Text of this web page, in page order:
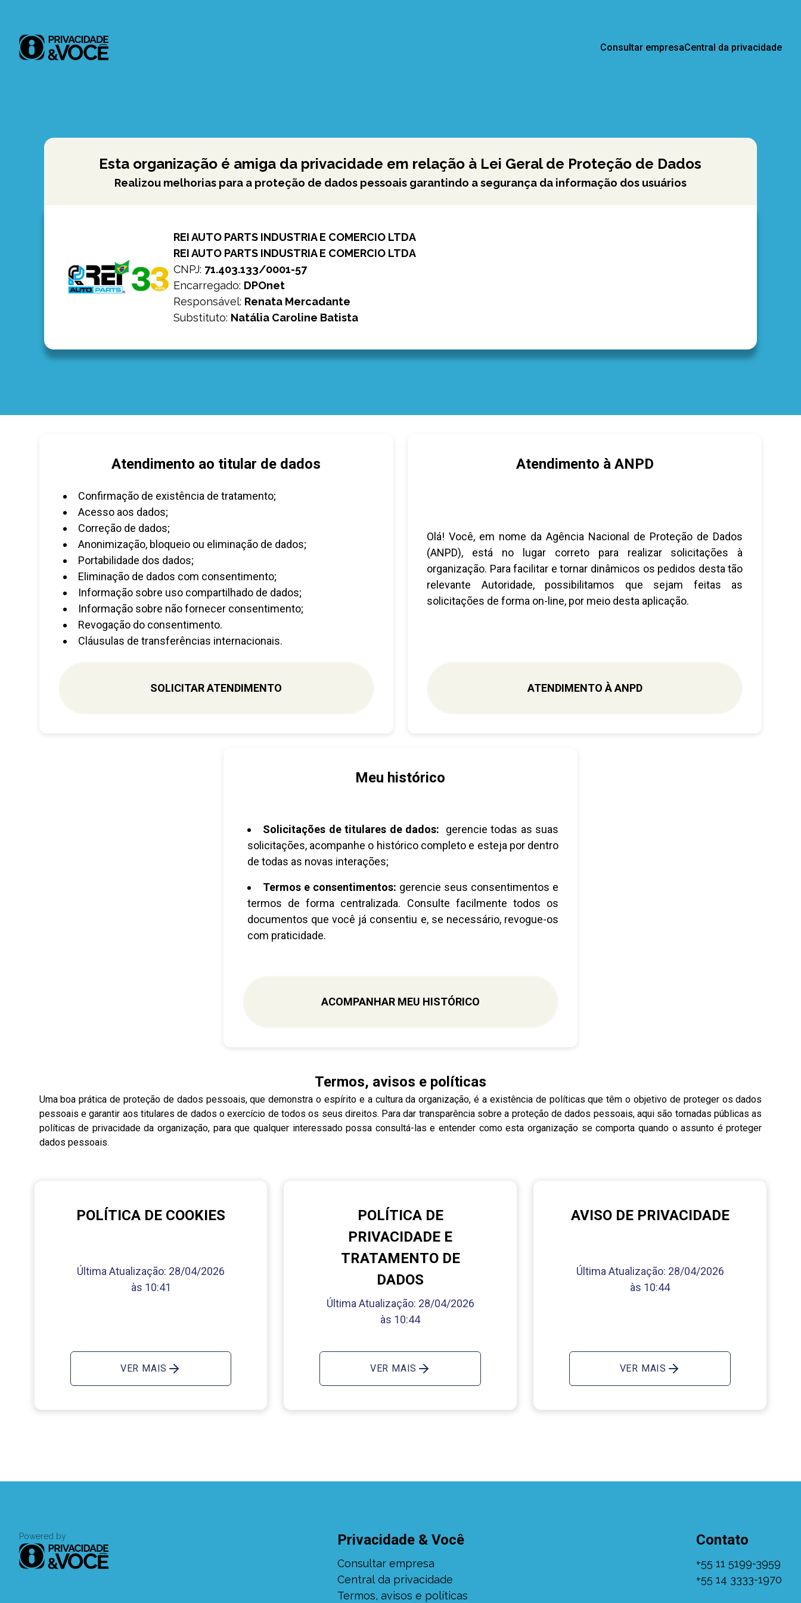
Consultar empresaCentral da privacidade
Esta organização é amiga da privacidade em relação à Lei Geral de Proteção de Dados
Realizou melhorias para a proteção de dados pessoais garantindo a segurança da informação dos usuários
REI AUTO PARTS INDUSTRIA E COMERCIO LTDA
REI AUTO PARTS INDUSTRIA E COMERCIO LTDA
CNPJ: 71.403.133/0001-57
Encarregado: DPOnet
Responsável: Renata Mercadante
Substituto: Natália Caroline Batista
Atendimento ao titular de dados
Confirmação de existência de tratamento;
Acesso aos dados;
Correção de dados;
Anonimização, bloqueio ou eliminação de dados;
Portabilidade dos dados;
Eliminação de dados com consentimento;
Informação sobre uso compartilhado de dados;
Informação sobre não fornecer consentimento;
Revogação do consentimento.
Cláusulas de transferências internacionais.
SOLICITAR ATENDIMENTO
Atendimento à ANPD
Olá! Você, em nome da Agência Nacional de Proteção de Dados
(ANPD), está no lugar correto para realizar solicitações à
organização. Para facilitar e tornar dinâmicos os pedidos desta tão
relevante Autoridade, possibilitamos que sejam feitas as
solicitações de forma on-line, por meio desta aplicação.
ATENDIMENTO À ANPD
Meu histórico
Solicitações de titulares de dados: gerencie todas as suas
solicitações, acompanhe o histórico completo e esteja por dentro
de todas as novas interações;
Termos e consentimentos: gerencie seus consentimentos e
termos de forma centralizada. Consulte facilmente todos os
documentos que você já consentiu e, se necessário, revogue-os
com praticidade.
ACOMPANHAR MEU HISTÓRICO
Termos, avisos e políticas
Uma boa prática de proteção de dados pessoais, que demonstra o espírito e a cultura da organização, é a existência de políticas que têm o objetivo de proteger os dados
pessoais e garantir aos titulares de dados o exercício de todos os seus direitos. Para dar transparência sobre a proteção de dados pessoais, aqui são tornadas públicas as
políticas de privacidade da organização, para que qualquer interessado possa consultá-las e entender como esta organização se comporta quando o assunto é proteger
dados pessoais.
POLÍTICA DE COOKIES
Última Atualização: 28/04/2026
às 10:41
VER MAIS
POLÍTICA DE
PRIVACIDADE E
TRATAMENTO DE
DADOS
Última Atualização: 28/04/2026
às 10:44
VER MAIS
AVISO DE PRIVACIDADE
Última Atualização: 28/04/2026
às 10:44
VER MAIS
Powered by Privacidade & Você
Consultar empresa
Central da privacidade
Termos, avisos e políticas
Contato
+55 11 5199-3959
+55 14 3333-1970